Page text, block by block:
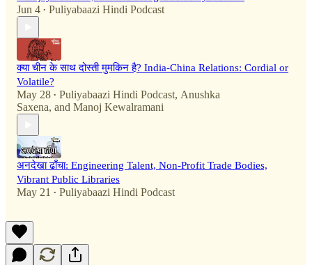
Jun 4 • Puliyabaazi Hindi Podcast
क्या चीन के साथ दोस्ती मुमकिन है? India-China Relations: Cordial or
Volatile?
May 28 • Puliyabaazi Hindi Podcast, Anushka
Saxena, and Manoj Kewalramani
अनदेखा ढाँचा: Engineering Talent, Non-Profit Trade Bodies,
Vibrant Public Libraries
May 21 • Puliyabaazi Hindi Podcast